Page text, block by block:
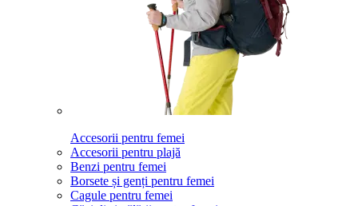
Accesorii pentru femei
Accesorii pentru plajă
Benzi pentru femei
Borsete și genți pentru femei
Cagule pentru femei